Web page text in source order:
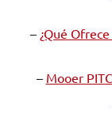
– ¿Qué
– Mooer